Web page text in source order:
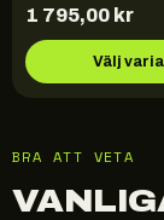
1 795,00 kr
Välj
BRA ATT VETA